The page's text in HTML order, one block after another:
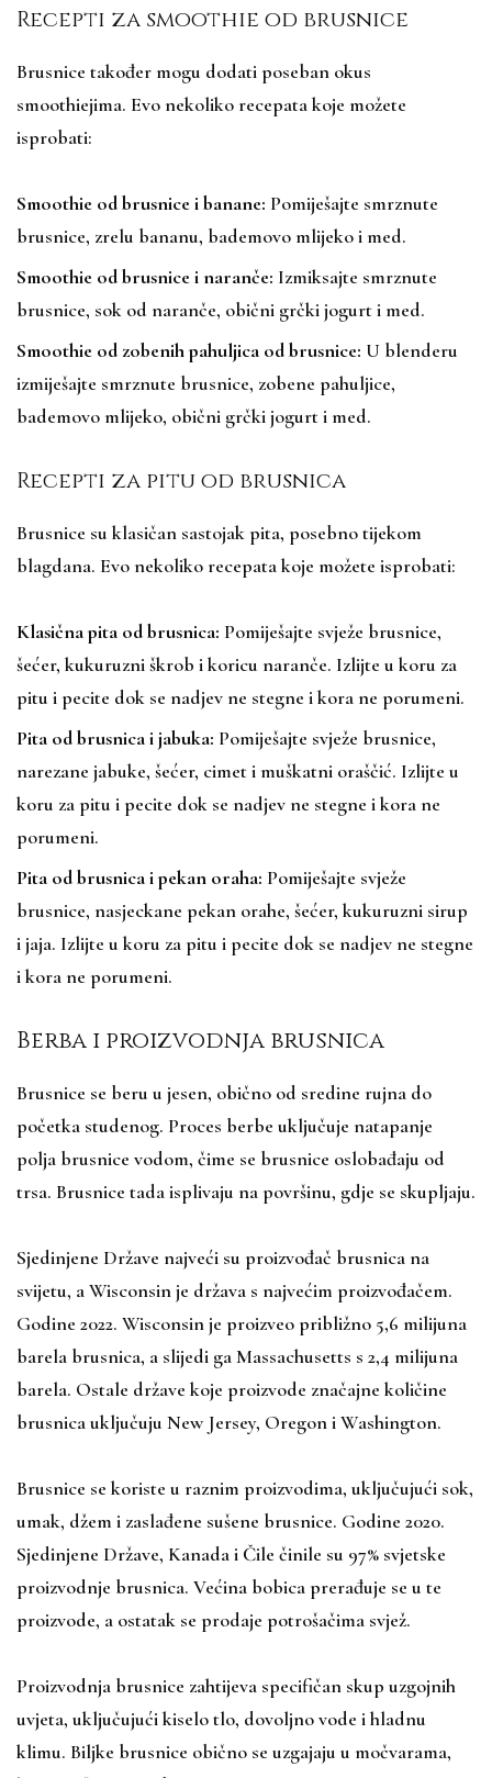
Recepti za smoothie od brusnice
Brusnice također mogu dodati poseban okus
smoothiejima. Evo nekoliko recepata koje možete
isprobati:
Smoothie od brusnice i banane: Pomiješajte smrznute
brusnice, zrelu bananu, bademovo mlijeko i med.
Smoothie od brusnice i naranče: Izmiksajte smrznute
brusnice, sok od naranče, obični grčki jogurt i med.
Smoothie od zobenih pahuljica od brusnice: U blenderu
izmiješajte smrznute brusnice, zobene pahuljice,
bademovo mlijeko, obični grčki jogurt i med.
Recepti za pitu od brusnica
Brusnice su klasičan sastojak pita, posebno tijekom
blagdana. Evo nekoliko recepata koje možete isprobati:
Klasična pita od brusnica: Pomiješajte svježe brusnice,
šećer, kukuruzni škrob i koricu naranče. Izlijte u koru za
pitu i pecite dok se nadjev ne stegne i kora ne porumeni.
Pita od brusnica i jabuka: Pomiješajte svježe brusnice,
narezane jabuke, šećer, cimet i muškatni oraščić. Izlijte u
koru za pitu i pecite dok se nadjev ne stegne i kora ne
porumeni.
Pita od brusnica i pekan oraha: Pomiješajte svježe
brusnice, nasjeckane pekan orahe, šećer, kukuruzni sirup
i jaja. Izlijte u koru za pitu i pecite dok se nadjev ne stegne
i kora ne porumeni.
Berba i proizvodnja brusnica
Brusnice se beru u jesen, obično od sredine rujna do
početka studenog. Proces berbe uključuje natapanje
polja brusnice vodom, čime se brusnice oslobađaju od
trsa. Brusnice tada isplivaju na površinu, gdje se skupljaju.
Sjedinjene Države najveći su proizvođač brusnica na
svijetu, a Wisconsin je država s najvećim proizvođačem.
Godine 2022. Wisconsin je proizveo približno 5,6 milijuna
barela brusnica, a slijedi ga Massachusetts s 2,4 milijuna
barela. Ostale države koje proizvode značajne količine
brusnica uključuju New Jersey, Oregon i Washington.
Brusnice se koriste u raznim proizvodima, uključujući sok,
umak, džem i zaslađene sušene brusnice. Godine 2020.
Sjedinjene Države, Kanada i Čile činile su 97% svjetske
proizvodnje brusnica. Većina bobica prerađuje se u te
proizvode, a ostatak se prodaje potrošačima svjež.
Proizvodnja brusnice zahtijeva specifičan skup uzgojnih
uvjeta, uključujući kiselo tlo, dovoljno vode i hladnu
klimu. Biljke brusnice obično se uzgajaju u močvarama,